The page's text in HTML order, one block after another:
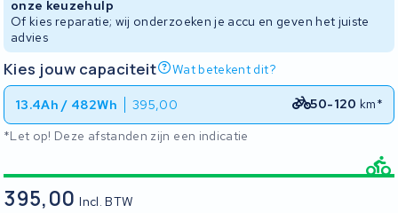
onze keuzehulp
Of kies reparatie; wij onderzoeken je accu en geven het juiste
advies
Kies jouw capaciteit Wat betekent dit?
13.4Ah / 482Wh 395,00 50-120 km*
*Let op! Deze afstanden zijn een indicatie
395,00Incl. BTW